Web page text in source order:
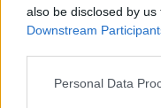
also be disclosed by
Downstream
Personal Data
KEDVES
A keresett cikk a